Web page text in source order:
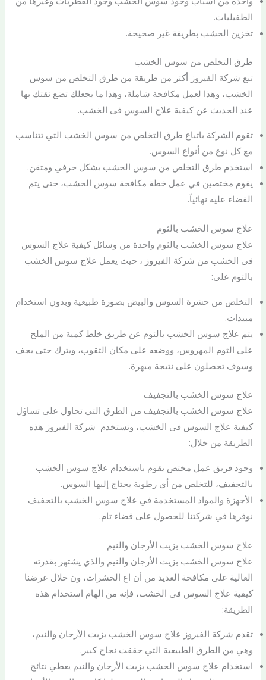
الطفيليات.
تخزين الخشب بطريقة غير صحيحة.
طرق التخلص من سوس الخشب
تبع شركة الفيروز أكثر من طريقة من طرق التخلص من سوس
الخشب، وهذا لعمل مكافحة شاملة، وهذا ما يجعلك تضع ثقتك بها
عند الحديث عن كيفية علاج السوس فى الخشب.
تقوم الشركة باتباع طرق التخلص من سوس الخشب التي تتناسب
مع كل نوع من أنواع السوس.
استخدم طرق التخلص من سوس الخشب بشكل حرفي ومتقن.
يقوم مختصين في عمل خطة مكافحة سوس الخشب، حتى يتم
القضاء عليه نهائياً.
علاج سوس الخشب بالثوم
علاج سوس الخشب بالثوم واحدة من وسائل كيفية علاج السوس
فى الخشب من شركة الفيروز ، حيث يعمل علاج سوس الخشب
بالثوم على:
التخلص من حشرة السوس والبيض بصورة طبيعية وبدون استخدام
مبيدات.
يتم علاج سوس الخشب بالثوم عن طريق خلط كمية من الملح
على الثوم المهروس، ووضعه على مكان الثقوب، ويترك حتى يجف
وسوف تحصلون على نتيجة مبهرة.
علاج سوس الخشب بالتجفيف
علاج سوس الخشب بالتجفيف من الطرق التي تحاول على تساؤل
كيفية علاج السوس فى الخشب، وتستخدم شركة الفيروز هذه
الطريقة من خلال:
وجود فريق عمل مختص يقوم باستخدام علاج سوس الخشب
بالتجفيف، للتخلص من أي رطوبة يحتاج إلبها السوس.
الأجهزة والمواد المستخدمة في علاج سوس الخشب بالتجفيف
نوفرها في شركتنا للحصول على قضاء تام.
علاج سوس الخشب بزيت الأرجان والنيم
علاج سوس الخشب بزيت الأرجان والنيم والذي يشتهر بقدرته
العالية على مكافحة العديد من أن اع الحشرات، ون خلال عرضنا
كيفية علاج السوس فى الخشب، فإنه من الهام استخدام هذه
الطريقة:
تقدم شركة الفيروز علاج سوس الخشب بزيت الأرجان والنيم،
وهي من الطرق الطبيعية التي حققت نجاح كبير.
استخدام علاج سوس الخشب بزيت الأرجان والنيم يعطي نتائج